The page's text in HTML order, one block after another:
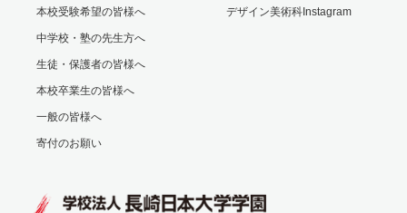
本校受験希望の皆様へ
中学校・塾の先生方へ
生徒・保護者の皆様へ
本校卒業生の皆様へ
一般の皆様へ
寄付のお願い
デザイン美術科Instagram